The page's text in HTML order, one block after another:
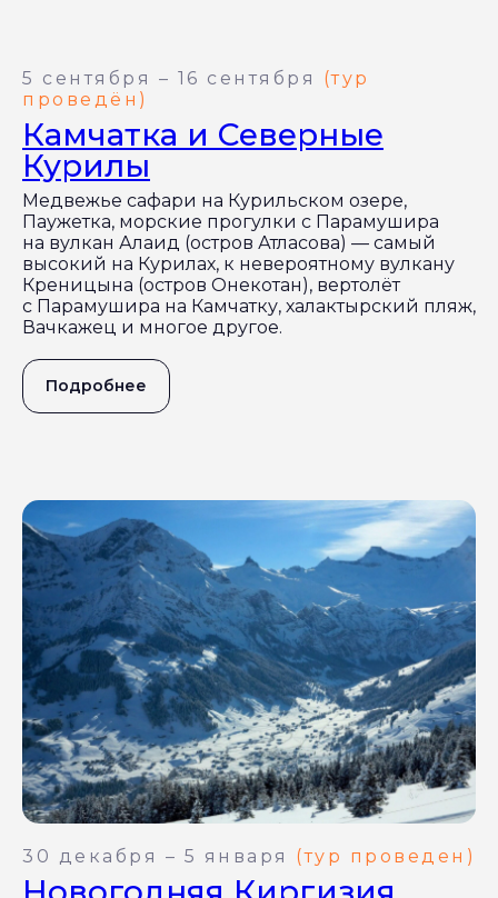
5 сентября – 16 сентября (тур
проведён)
Камчатка и Северные
Курилы
Медвежье сафари на Курильском озере,
Паужетка, морские прогулки с Парамушира
на вулкан Алаид (остров Атласова) — самый
высокий на Курилах, к невероятному вулкану
Креницына (остров Онекотан), вертолёт
с Парамушира на Камчатку, халактырский пляж,
Вачкажец и многое другое.
Подробнее
30 декабря – 5 января (тур проведен)